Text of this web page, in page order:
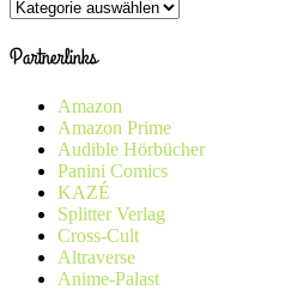
Kategorien
Partnerlinks
Amazon
Amazon Prime
Audible Hörbücher
Panini Comics
KAZÉ
Splitter Verlag
Cross-Cult
Altraverse
Anime-Palast